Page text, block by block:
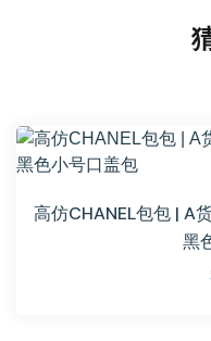
高仿CHANEL包包 | A
黑